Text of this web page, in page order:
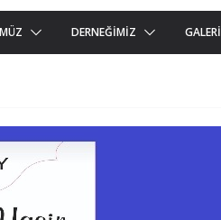
DERNEĞIMIZ GALERI